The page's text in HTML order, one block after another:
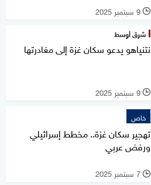
l 9 سبتمبر 2025
شرق أوسط
نتنياهو يدعو سكان غزة إلى مغادرتها
l 9 سبتمبر 2025
خاص
تهجير سكان غزة.. مخطط إسرائيلي
ورفض عربي
l 7 سبتمبر 2025